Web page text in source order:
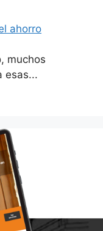
ahorro
muchos
esas...